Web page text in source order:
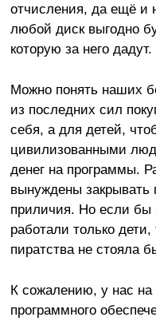
отчисления, да ещё и
любой диск выгодно
которую за него дадут.
Можно понять наших
из последних сил
себя, а для детей,
цивилизованными
денег на программы.
вынуждены закрывать
приличия. Но если бы
работали только
пиратства не стояла
К сожалению, у нас на
программного